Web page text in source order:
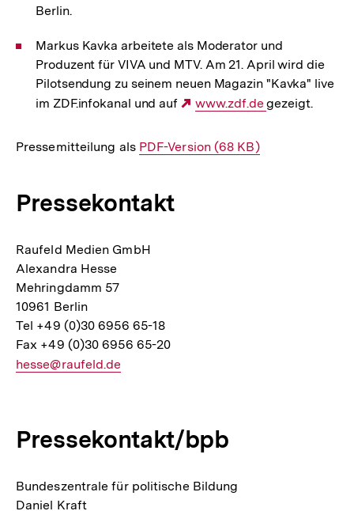
Berlin.
Markus Kavka arbeitete als Moderator und
Produzent für VIVA und MTV. Am 21. April wird die
Pilotsendung zu seinem neuen Magazin "Kavka" live
im ZDF.infokanal und auf
Externer
www.zdf.degezeigt.
Pressemitteilung als Interner
PDF-Version (68 KB)
Pressekontakt
Raufeld Medien GmbH
Alexandra Hesse
Mehringdamm 57
10961 Berlin
Tel +49 (0)30 6956 65-18
Fax +49 (0)30 6956 65-20
E-
hesse@raufeld.de
Pressekontakt/bpb
Bundeszentrale für politische Bildung
Daniel Kraft